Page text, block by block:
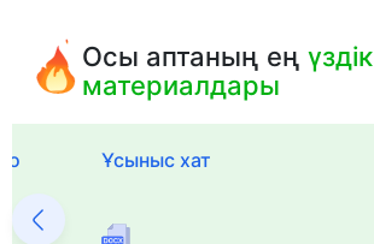
Осы аптаның еңүздік
материалдары
Ұсыныс хат